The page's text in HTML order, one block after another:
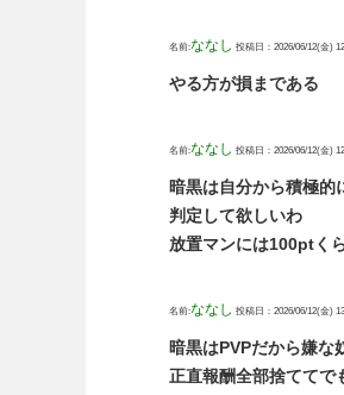
名前:ななし 投稿日：2026/06/12(金)
やる方が損まである
名前:ななし 投稿日：2026/06/12(金)
暗黒は自分から積極的
判定して欲しいわ
放置マンには100ptく
名前:ななし 投稿日：2026/06/12(金)
暗黒はPVPだから嫌な
正直報酬全部捨ててで